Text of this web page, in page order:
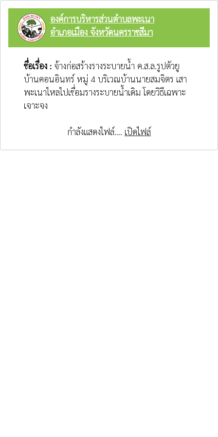
องค์การบริหารส่วนตำบลพะเนา
อำเภอเมือง จังหวัดนครราชสีมา
ชื่อเรื่อง : จ้างก่อสร้างรางระบายน้ำ ค.ส.ล.รูปตัวยู
บ้านคอนอินทร์ หมู่ 4 บริเวณบ้านนายสมจิตร เสา
พะเนาไหลไปเชื่อมรางระบายน้ำเดิม โดยวิธีเฉพาะ
เจาะจง
กำลังแสดงไฟล์.... เปิดไฟล์